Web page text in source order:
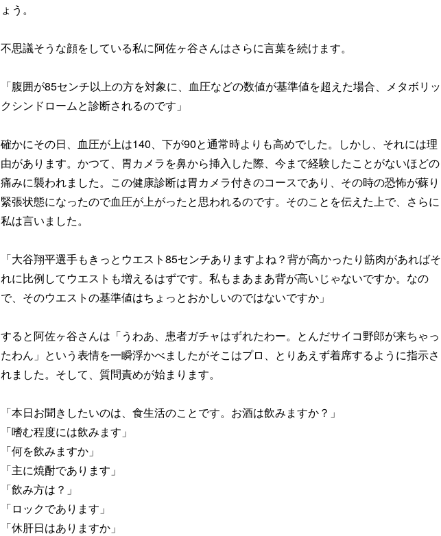
ょう。
不思議そうな顔をしている私に阿佐ヶ谷さんはさらに言葉を続けます。
「腹囲が85センチ以上の方を対象に、血圧などの数値が基準値を超えた場合、メタボリッ
クシンドロームと診断されるのです」
確かにその日、血圧が上は140、下が90と通常時よりも高めでした。しかし、それには理
由があります。かつて、胃カメラを鼻から挿入した際、今まで経験したことがないほどの
痛みに襲われました。この健康診断は胃カメラ付きのコースであり、その時の恐怖が蘇り
緊張状態になったので血圧が上がったと思われるのです。そのことを伝えた上で、さらに
私は言いました。
「大谷翔平選手もきっとウエスト85センチありますよね？背が高かったり筋肉があればそ
れに比例してウエストも増えるはずです。私もまあまあ背が高いじゃないですか。なの
で、そのウエストの基準値はちょっとおかしいのではないですか」
すると阿佐ヶ谷さんは「うわあ、患者ガチャはずれたわー。とんだサイコ野郎が来ちゃっ
たわん」という表情を一瞬浮かべましたがそこはプロ、とりあえず着席するように指示さ
れました。そして、質問責めが始まります。
「本日お聞きしたいのは、食生活のことです。お酒は飲みますか？」
「嗜む程度には飲みます」
「何を飲みますか」
「主に焼酎であります」
「飲み方は？」
「ロックであります」
「休肝日はありますか」